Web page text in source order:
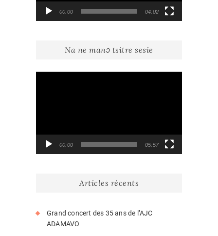
00:00 04:02
Na ne manɔ tsitre sesie
00:00 05:57
Articles récents
Grand concert des 35 ans de l’AJC
ADAMAVO